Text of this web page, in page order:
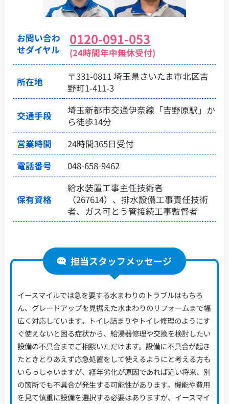
お問い合わ
せダイヤル
0120-091-053
(24時間年中無休受付)
所在地
〒331-0811 埼玉県さいたま市北区吉
野町1-411-3
交通手段
埼玉新都市交通伊奈線「吉野原駅」か
ら徒歩14分
営業時間
24時間365日受付
電話番号
048-658-9462
保有資格
給水装置工事主任技術者
（267614）、排水設備工事責任技術
者、ガス可とう管接続工事監督者
担当スタッフメッセージ
イースマイルでは急を要する水まわりのトラブルはもちろ
ん、グレードアップを見据えた水まわりのリフォームまで幅
広く対応しています。トイレ詰まりやトイレ修理のようにす
ぐ使えないと困る症状から、給湯器修理や交換を検討したい
設備の不具合までご相談いただけます。設備に不具合が起き
たときとりあえず応急処置をして使えるようにと考える方も
いらっしゃいますが、経年劣化が原因であれば近い将来、別
の箇所でも不具合が発生する可能性があります。機能や費用
を見て慎重に設備を選択する必要はありますが、イースマイ